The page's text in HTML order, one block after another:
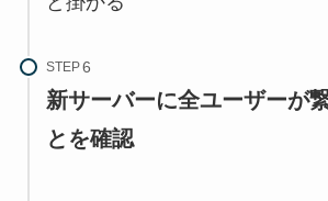
STEP
新サーバーに全ユーザーが
とを確認